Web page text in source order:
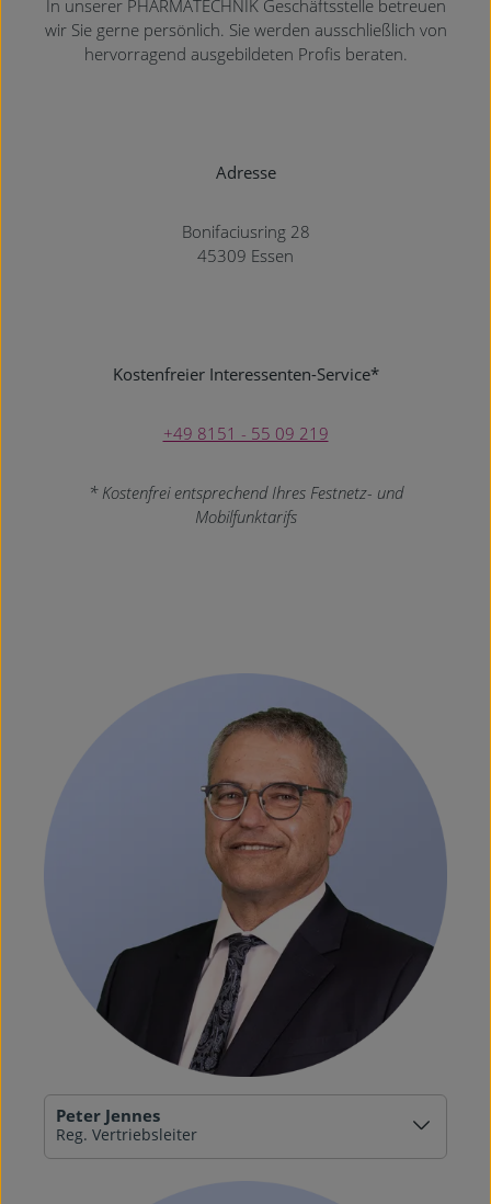
In unserer PHARMATECHNIK Geschäftsstelle betreuen
wir Sie gerne persönlich. Sie werden ausschließlich von
hervorragend ausgebildeten Profis beraten.
Adresse
Bonifaciusring 28
45309 Essen
Kostenfreier Interessenten-Service*
+49 8151 - 55 09 219
* Kostenfrei entsprechend Ihres Festnetz- und
Mobilfunktarifs
Peter Jennes
Reg. Vertriebsleiter